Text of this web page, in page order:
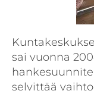
sai vuonna
selvittää